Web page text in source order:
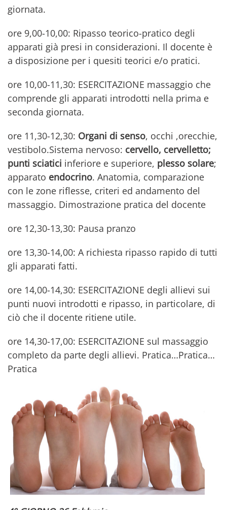
giornata.
ore 9,00-10,00: Ripasso teorico-pratico degli
apparati già presi in considerazioni. Il docente è
a disposizione per i quesiti teorici e/o pratici.
ore 10,00-11,30: ESERCITAZIONE massaggio che
comprende gli apparati introdotti nella prima e
seconda giornata.
ore 11,30-12,30: Organi di senso, occhi ,orecchie,
vestibolo.Sistema nervoso: cervello, cervelletto;
punti sciatici inferiore e superiore, plesso solare;
apparato endocrino. Anatomia, comparazione
con le zone riflesse, criteri ed andamento del
massaggio. Dimostrazione pratica del docente
ore 12,30-13,30: Pausa pranzo
ore 13,30-14,00: A richiesta ripasso rapido di tutti
gli apparati fatti.
ore 14,00-14,30: ESERCITAZIONE degli allievi sui
punti nuovi introdotti e ripasso, in particolare, di
ciò che il docente ritiene utile.
ore 14,30-17,00: ESERCITAZIONE sul massaggio
completo da parte degli allievi. Pratica…Pratica…
Pratica